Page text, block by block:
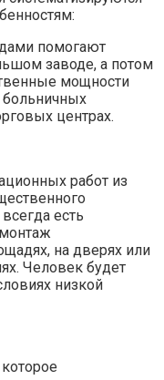
помогают
заводе, а потом
мощности
больничных
центрах.
работ из
есть
на дверях или
Человек будет
низкой